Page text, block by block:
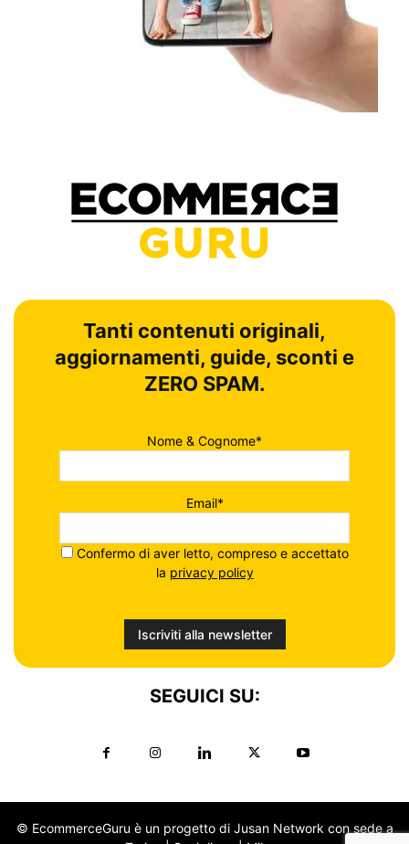
Tanti contenuti originali,
aggiornamenti, guide, sconti e
ZERO SPAM.
Nome & Cognome*
Email*
Confermo di aver letto, compreso e accettato
la privacy policy
SEGUICI SU:
© EcommerceGuru è un progetto di Jusan Network con sede a